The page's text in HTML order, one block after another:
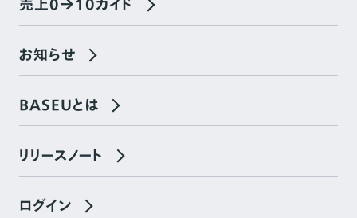
売上0→10ガイド
お知らせ
BASEUとは
リリースノート
ログイン